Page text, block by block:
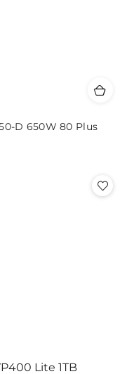
D 650W 80 Plus